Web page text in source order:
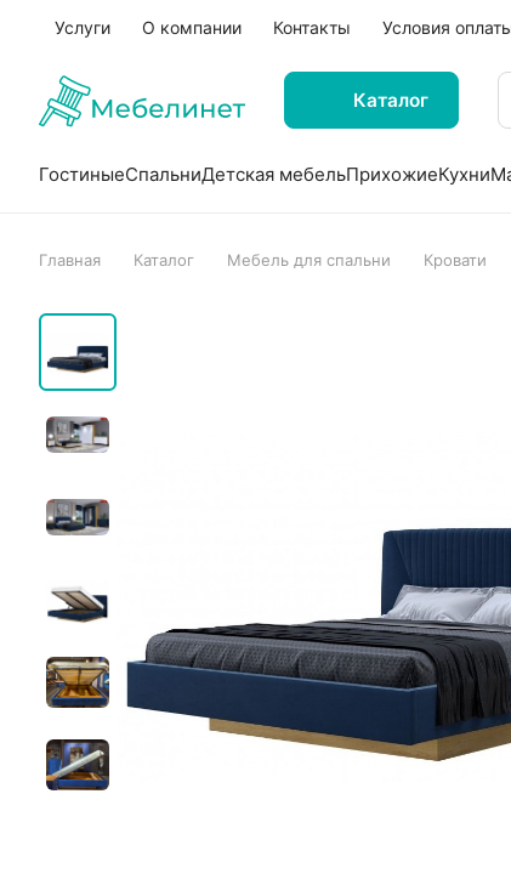
Услуги О компании Контакты Условия
Каталог
ГостиныеСпальниДетская мебельПрихожиеКухни
Главная Каталог Мебель для спальни Кровати